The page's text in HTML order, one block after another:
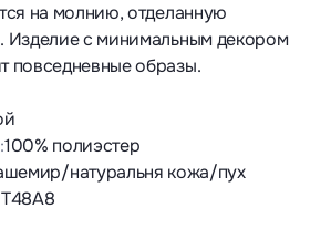
на молнию, отделанную
Изделие с минимальным декором
повседневные образы.
100% полиэстер
натуральня кожа/пух